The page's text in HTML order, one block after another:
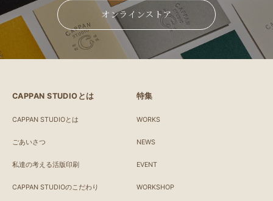
オンラインストア
CAPPAN STUDIOとは
CAPPAN STUDIOとは
ごあいさつ
私達の考える活版印刷
CAPPAN STUDIOのこだわり
特集
WORKS
NEWS
EVENT
WORKSHOP